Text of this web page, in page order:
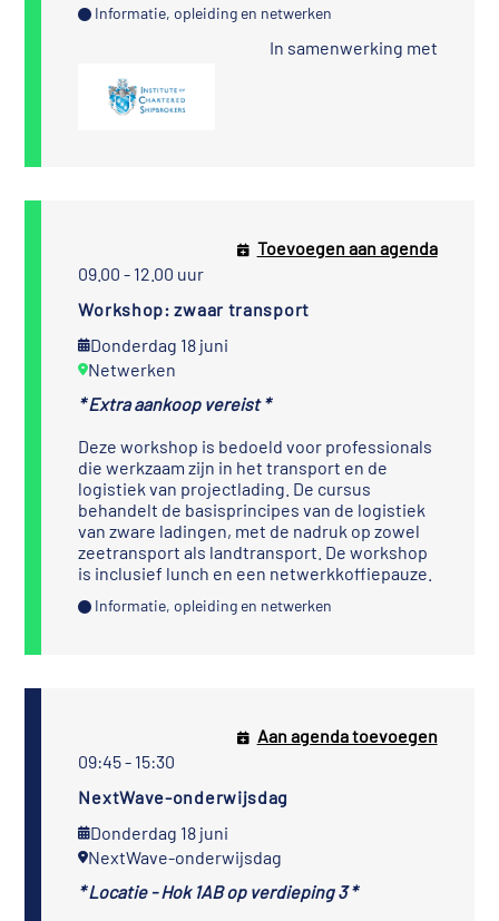
Informatie, opleiding en netwerken
In samenwerking met
09.00 - 12.00 uur
Workshop: zwaar transport
Donderdag 18 juni
Netwerken
Toevoegen aan agenda
* Extra aankoop vereist *
Deze workshop is bedoeld voor professionals
die werkzaam zijn in het transport en de
logistiek van projectlading. De cursus
behandelt de basisprincipes van de logistiek
van zware ladingen, met de nadruk op zowel
zeetransport als landtransport. De workshop
is inclusief lunch en een netwerkkoffiepauze.
Informatie, opleiding en netwerken
09:45 - 15:30
NextWave-onderwijsdag
Donderdag 18 juni
NextWave-onderwijsdag
Aan agenda toevoegen
* Locatie - Hok 1AB op verdieping 3 *